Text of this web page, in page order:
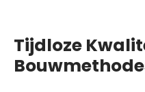
Tijdloze